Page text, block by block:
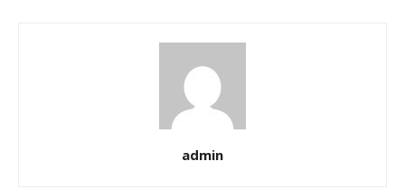
admin